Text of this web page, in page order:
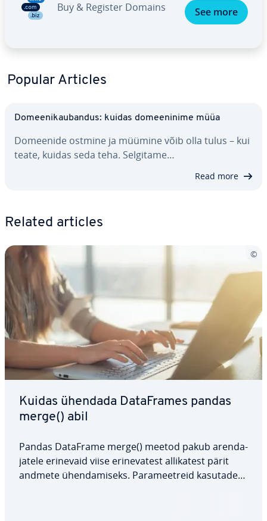
Buy & Register Domains See more
Popular Articles
Do­mee­ni­kau­ban­dus: kuidas do­mee­ninime müüa
Domeenide ostmine ja müümine võib olla tulus – kui
teate, kuidas seda teha. Selgitame…
Read more
Related articles
Kuidas ühendada Da­taF­ra­mes pandas
merge() abil
Pandas DataFrame merge() meetod pakub aren­da­
ja­tele erinevaid viise eri­ne­va­test al­li­ka­test pärit
andmete ühen­da­miseks. Pa­ra­meetreid kasutades